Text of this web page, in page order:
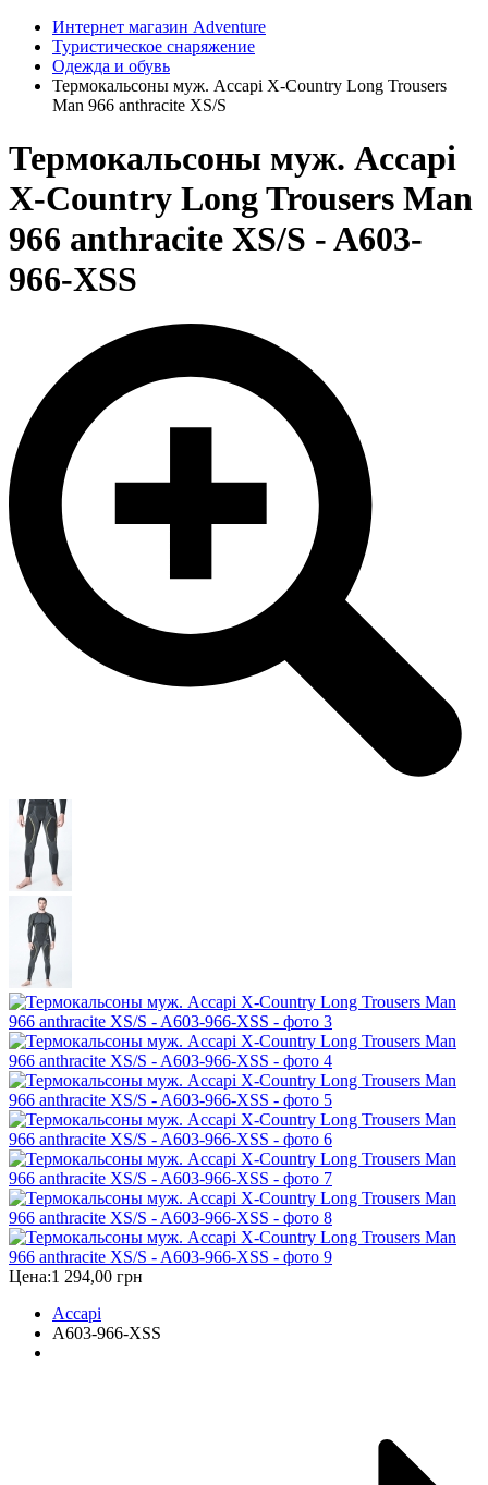
Интернет магазин Adventure
Туристическое снаряжение
Одежда и обувь
Термокальсоны муж. Accapi X-Country Long Trousers
Man 966 anthracite XS/S
Термокальсоны муж. Accapi
X-Country Long Trousers Man
966 anthracite XS/S - A603-
966-XSS
Цена:1 294,00 грн
Accapi
A603-966-XSS